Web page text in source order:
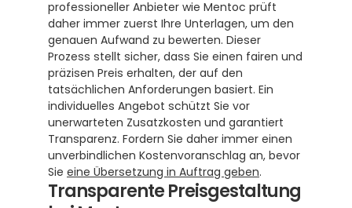
professioneller Anbieter wie Mentoc prüft
daher immer zuerst Ihre Unterlagen, um den
genauen Aufwand zu bewerten. Dieser
Prozess stellt sicher, dass Sie einen fairen und
präzisen Preis erhalten, der auf den
tatsächlichen Anforderungen basiert. Ein
individuelles Angebot schützt Sie vor
unerwarteten Zusatzkosten und garantiert
Transparenz. Fordern Sie daher immer einen
unverbindlichen Kostenvoranschlag an, bevor
Sie eine Übersetzung in Auftrag geben.
Transparente Preisgestaltung